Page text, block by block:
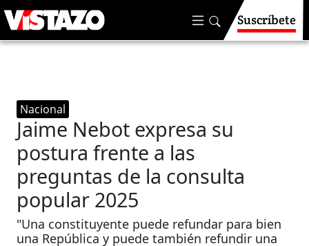
Suscríbete
Nacional
Jaime Nebot expresa su
postura frente a las
preguntas de la consulta
popular 2025
"Una constituyente puede refundar para bien
una República y puede también refundir una